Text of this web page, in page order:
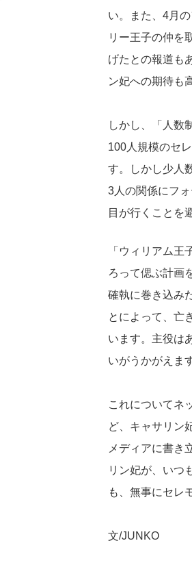
い。また、4月
リー王子の仲を
げたとの報道も
ン妃への期待も
しかし、「人数
100人規模のセ
す。しかし少人
3人の関係にフ
目が行くことを
「ウィリアム
ろって偲ぶ計画
確執に巻き込み
とによって、亡
います。主役は
いがうかがえま
これについてネ
ど、キャサリン
メディアに書き
リン妃が、いつ
も、無事にセレ
文/JUNKO